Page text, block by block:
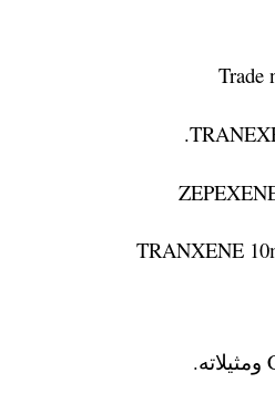
Trade
TRANXENE